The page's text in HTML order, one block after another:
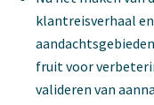
klantreisverhaal
fruit voor
valideren van